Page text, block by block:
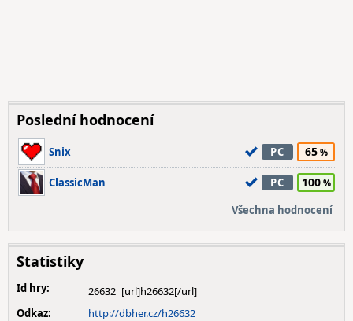
Poslední hodnocení
Snix PC 65
ClassicMan PC 100
Všechna hodnocení
Statistiky
Id hry:
26632
Odkaz:
http://dbher.cz/h26632